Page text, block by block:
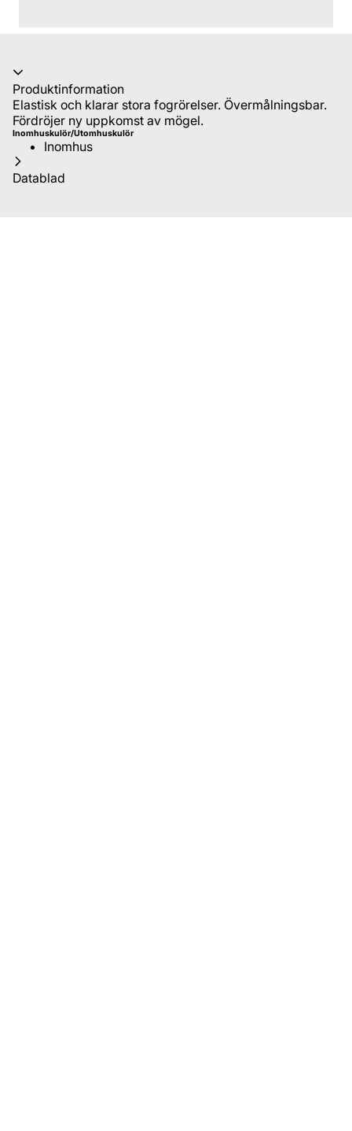
Produktinformation
Elastisk och klarar stora fogrörelser. Övermålningsbar.
Fördröjer ny uppkomst av mögel.
Inomhuskulör/Utomhuskulör
Inomhus
Datablad